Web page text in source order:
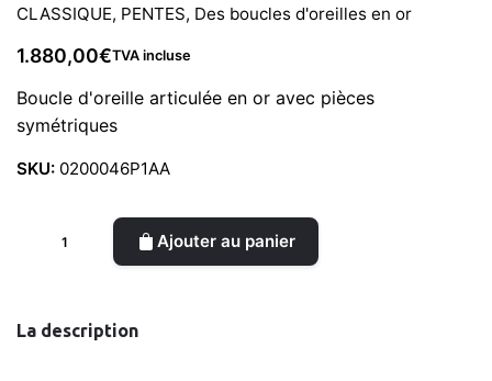
CLASSIQUE, PENTES, Des boucles d'oreilles en or
1.880,00€TVA incluse
Boucle d'oreille articulée en or avec pièces
symétriques
SKU: 0200046P1AA
Oro
Ajouter au panier
La description